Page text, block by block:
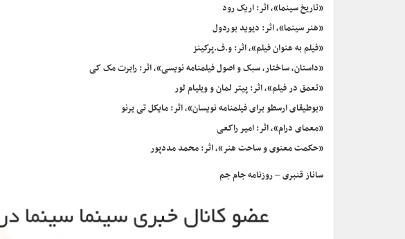
«تاریخ سینما»، اثر: اریک رود
«هنر سینما»، اثر: دیوید بوردول
«فیلم به عنوان فیلم»، اثر: و.ف.پرکینز
«داستان، ساختار، سبک و اصول فیلمنامه نویسی»، اثر: رابرت مک کی
«تعمق در فیلم»، اثر: پیتر لمان و ویلیام لور
«بوطیقای ارسطو برای فیلمنامه نویسان»، اثر: مایکل تی یرنو
«معمای درام»، اثر: امیر راکعی
«حکمت معنوی و ساحت هنر»، اثر: محمد مددپور
ساناز قنبری – روزنامه جام جم